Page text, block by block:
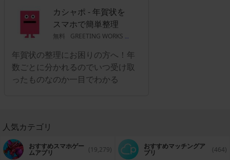
きるカテゴリとなります。カシャポ - 年賀状を
スマホで簡単整理
無料 GREETING WORKS Co.,L
年賀状の整理にお困りの方へ！年
数ごとに分かれるのでいつ受け取
ったものなのか一目でわかる
人気カテゴリ
おすすめスマホゲー
ムアプリ (19,279) おすすめマッチングア
プリ (464)